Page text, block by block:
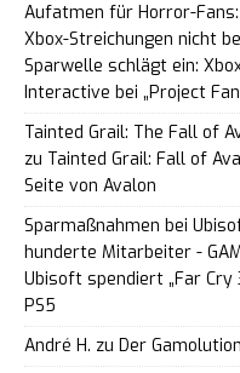
Aufatmen für Horror-Fans:
Xbox-Streichungen nicht
Sparwelle schlägt ein:
Interactive bei „Project
Tainted Grail: The Fall of
zu Tainted Grail: Fall of
Seite von Avalon
Sparmaßnahmen bei
hunderte Mitarbeiter -
Ubisoft spendiert „Far
PS5
André H. zu Der